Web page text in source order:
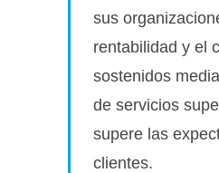
sus
rentabilidad y el
sostenidos
de servicios
supere las
clientes.